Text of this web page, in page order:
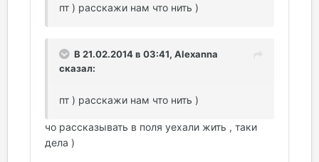
пт ) расскажи нам что нить )
В 21.02.2014 в 03:41, Alexanna
сказал:
пт ) расскажи нам что нить )
чо рассказывать в поля уехали жить , таки
дела )